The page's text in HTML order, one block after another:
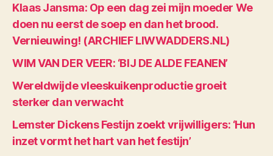
Klaas Jansma: Op een dag zei mijn moeder We
doen nu eerst de soep en dan het brood.
Vernieuwing! (ARCHIEF LIWWADDERS.NL)
WIM VAN DER VEER: ‘BIJ DE ALDE FEANEN’
Wereldwijde vleeskuikenproductie groeit
sterker dan verwacht
Lemster Dickens Festijn zoekt vrijwilligers: ‘Hun
inzet vormt het hart van het festijn’